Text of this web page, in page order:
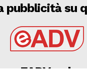
pubblicità su
EADV s.r.l.